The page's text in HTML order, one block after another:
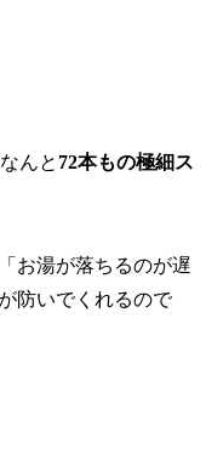
んと 72本もの極細ス
お湯が落ちるのが遅
防いでくれるので